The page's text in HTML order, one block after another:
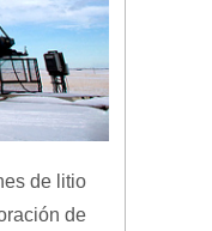
de litio
de